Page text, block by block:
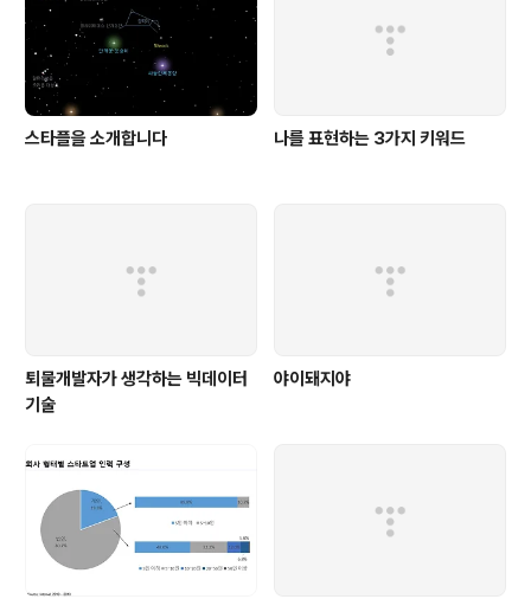
스타플을 소개합니다 나를 표현하는 3가지 키워드
퇴물개발자가 생각하는 빅데이터
기술
야이돼지야